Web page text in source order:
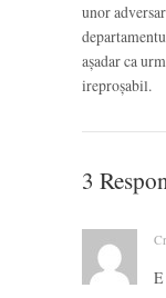
unor
așadar ca
ireproșabil.
3